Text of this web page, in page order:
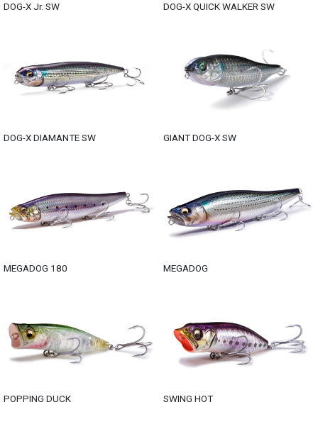
DOG-X Jr. SW DOG-X QUICK WALKER SW
DOG-X DIAMANTE SW GIANT DOG-X SW
MEGADOG 180 MEGADOG
POPPING DUCK SWING HOT